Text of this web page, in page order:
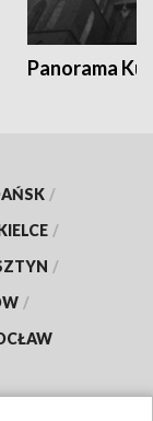
Panorama
/
/
/
/